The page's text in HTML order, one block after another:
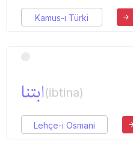
Kamus-ı Türki
ابتنا(ibtina)
Lehçe-i Osmani